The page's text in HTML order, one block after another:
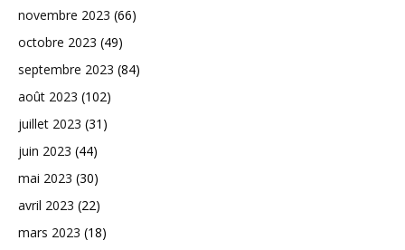
novembre 2023 (66)
octobre 2023 (49)
septembre 2023 (84)
août 2023 (102)
juillet 2023 (31)
juin 2023 (44)
mai 2023 (30)
avril 2023 (22)
mars 2023 (18)